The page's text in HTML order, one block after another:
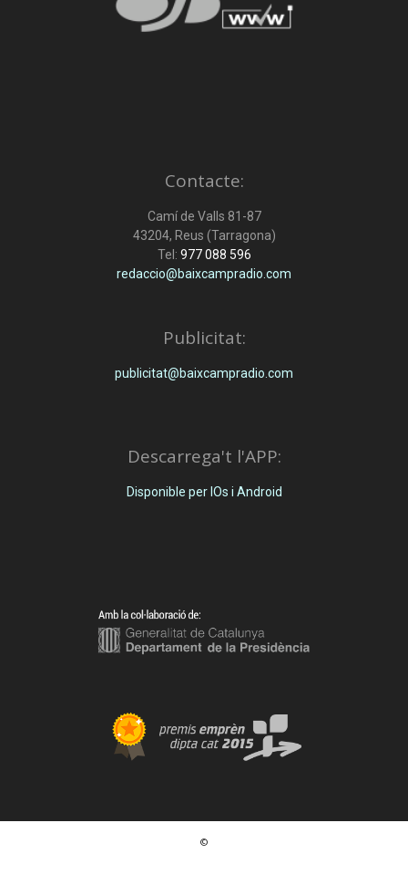
Contacte:
Camí de Valls 81-87
43204, Reus (Tarragona)
Tel: 977 088 596
redaccio@baixcampradio.com
Publicitat:
publicitat@baixcampradio.com
Descarrega't l'APP:
Disponible per IOs i Android
©